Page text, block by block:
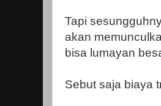
Tapi
akan
bisa lumayan
Sebut saja biaya